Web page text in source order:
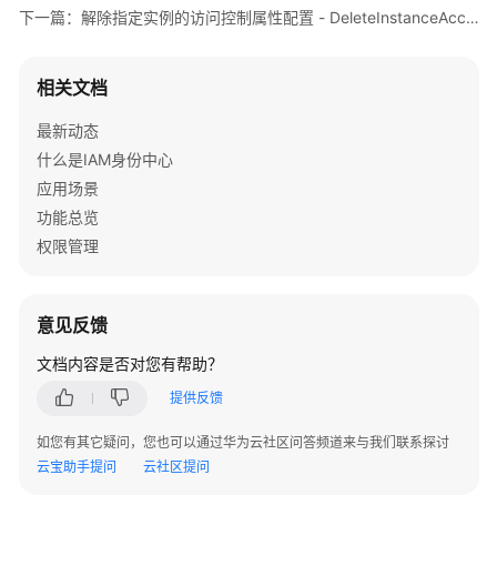
管
实
配
置
管
理
MFA
管
理
用
户
管
下一篇：解除指定实例的访问控制属性配置 - DeleteInstanceAccessControlAttributeConfiguration
相关文档
最新动态
什么是IAM身份中心
应用场景
功能总览
权限管理
意见反馈
文档内容是否对您有帮助？
提供反馈
如您有其它疑问，您也可以通过华为云社区问答频道来与我们联系探讨
云宝助手提问
云社区提问